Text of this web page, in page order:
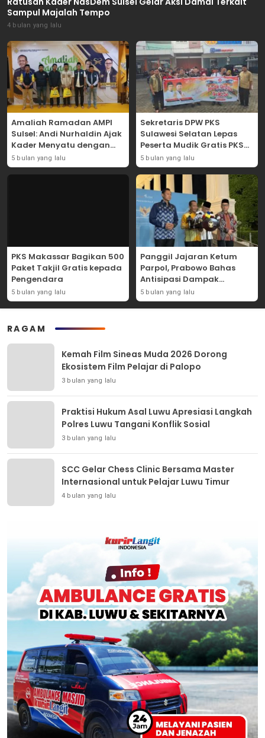
Sampul Majalah Tempo
4 bulan yang lalu
Amaliah Ramadan AMPI
Sulsel: Andi Nurhaldin Ajak
Kader Menyatu dengan
Kaum Dhuafa
5 bulan yang lalu
Sekretaris DPW PKS
Sulawesi Selatan Lepas
Peserta Mudik Gratis PKS
2026
5 bulan yang lalu
PKS Makassar Bagikan 500
Paket Takjil Gratis kepada
Pengendara
5 bulan yang lalu
Panggil Jajaran Ketum
Parpol, Prabowo Bahas
Antisipasi Dampak
Geopolitik Dunia Usia
Konflik Iran-AS
5 bulan yang lalu
RAGAM
Kemah Film Sineas Muda 2026 Dorong
Ekosistem Film Pelajar di Palopo
3 bulan yang lalu
Praktisi Hukum Asal Luwu Apresiasi Langkah
Polres Luwu Tangani Konflik Sosial
3 bulan yang lalu
SCC Gelar Chess Clinic Bersama Master
Internasional untuk Pelajar Luwu Timur
4 bulan yang lalu